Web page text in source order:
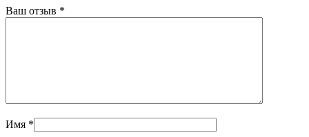
Ваш отзыв *
Имя *